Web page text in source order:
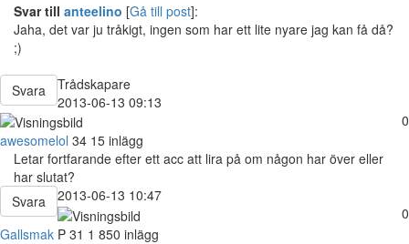
Svar till anteelino [Gå till post]:
Jaha, det var ju tråkigt, ingen som har ett lite nyare jag kan få då?
;)
Svara
Trådskapare
2013-06-13 09:13
0
awesomelol 34 15 inlägg
Letar fortfarande efter ett acc att lira på om någon har över eller
har slutat?
Svara
2013-06-13 10:47
0
Gallsmak P 31 1 850 inlägg